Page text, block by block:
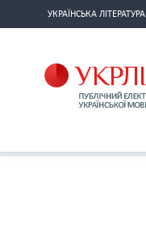
УКРАЇНСЬКА ЛІТЕРАТУРА